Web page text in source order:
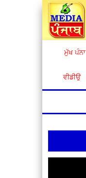
ਮੁੱਖ ਪੰਨਾ
ਵੀਡੀਉ